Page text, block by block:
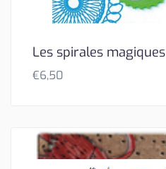
Les spirales magiques
€6,50